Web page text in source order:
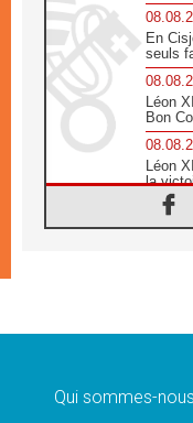
En
seuls
Léon
Bon
Léon
la
Qui sommes-